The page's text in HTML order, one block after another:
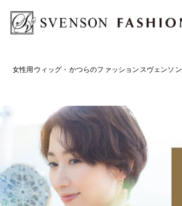
女性用ウィッグ・かつらのファッションスヴェンソン